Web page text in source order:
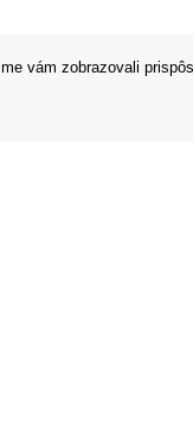
vám zobrazovali